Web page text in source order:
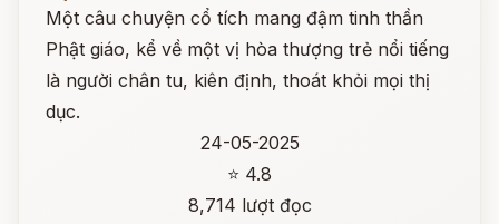
Một câu chuyện cổ tích mang đậm tinh thần
Phật giáo, kể về một vị hòa thượng trẻ nổi tiếng
là người chân tu, kiên định, thoát khỏi mọi thị
dục.
24-05-2025
⭐ 4.8
8,714 lượt đọc